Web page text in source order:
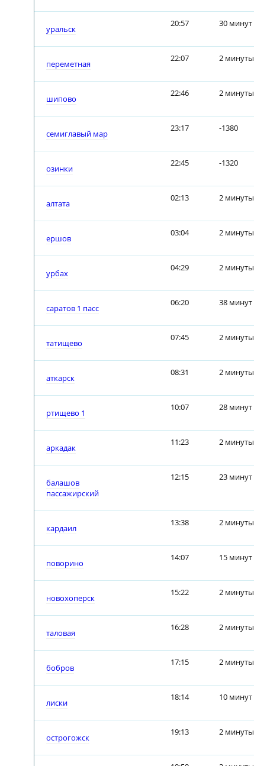
уральск
20:57 30 минут
переметная
22:07 2 минуты
шипово
22:46 2 минуты
семиглавый мар
23:17 -1380
озинки
22:45 -1320
алтата
02:13 2 минуты
ершов
03:04 2 минуты
урбах
04:29 2 минуты
саратов 1 пасс
06:20 38 минут
татищево
07:45 2 минуты
аткарск
08:31 2 минуты
ртищево 1
10:07 28 минут
аркадак
11:23 2 минуты
балашов
пассажирский
12:15 23 минут
кардаил
13:38 2 минуты
поворино
14:07 15 минут
новохоперск
15:22 2 минуты
таловая
16:28 2 минуты
бобров
17:15 2 минуты
лиски
18:14 10 минут
острогожск
19:13 2 минуты